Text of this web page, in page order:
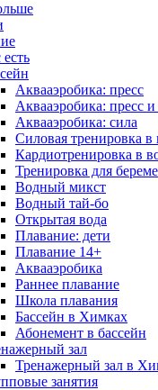
Аквааэробика: пресс
Аквааэробика: пресс
Аквааэробика: сила
Силовая тренировка в
Кардиотренировка в
Тренировка для
Водный микст
Водный тай-бо
Открытая вода
Плавание: дети
Плавание 14+
Аквааэробика
Раннее плавание
Школа плавания
Бассейн в Химках
Абонемент в бассейн
зал
Тренажерный зал в
занятия